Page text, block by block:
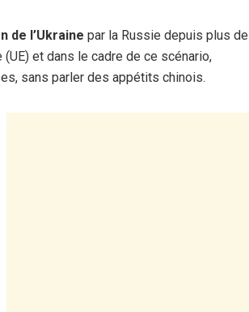
de l’Ukraine par la Russie depuis plus de
(UE) et dans le cadre de ce scénario,
sans parler des appétits chinois.